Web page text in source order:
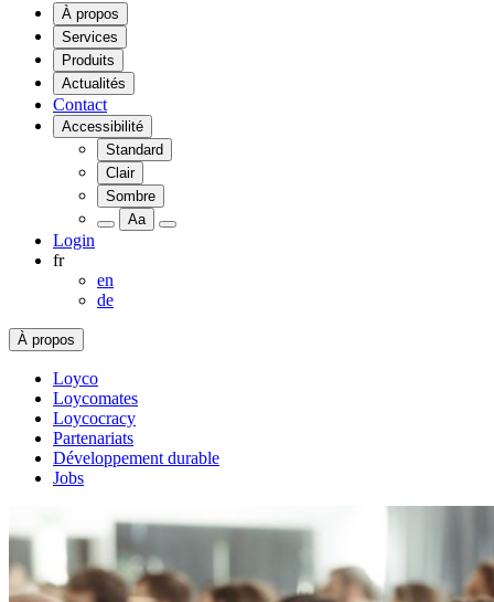
À propos
Services
Produits
Actualités
Contact
Accessibilité
Standard
Clair
Sombre
Aa
Login
fr
en
de
À propos
Loyco
Loycomates
Loycocracy
Partenariats
Développement durable
Jobs